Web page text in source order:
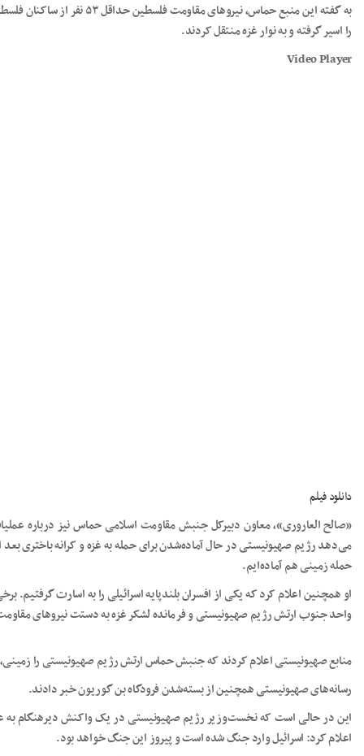
به گفته این منبع حماس،
را اسیر گرفته و به نوار غزه منتقل کردند.
Video Player
دانلود فیلم
«صالح العاروری»، معاون دبیرکل جنبش مقاومت اسلامی حماس نیز درباره
می‌دهد رژیم صهیونیستی در حال آماده‌شدن برای حمله به غزه و کرانه باختری بعد
حمله زمینی هم آماده‌ایم.
او همچنین اعلام کرد که یکی از افسران بلندپایه اسرائیلی را به اسارت گرفتیم.
واحد جنوب ارتش رژیم صهیونیستی و فرمانده لشکر غزه به دستت نیروهای
منابع صهیونیستی اعلام کردند که جنبش حماس ارتش رژیم صهیونیستی را
رسانه‌های صهیونیستی همچنین از بسته‌شدن فرودگاه بن گوریون خبر دادند.
این در حالی است که نخست‌وزیر رژیم صهیونیستی در یک واکنش دیرهنگام به
اعلام کرد: اسرائیل وارد جنگ شده است و پیروز این جنگ خواهد بود.